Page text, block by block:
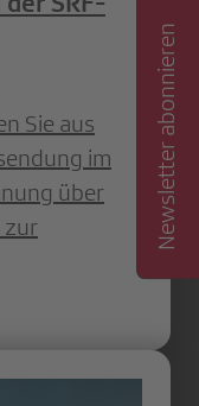
Sie aus
im
über
zur
Newsletter abonnieren